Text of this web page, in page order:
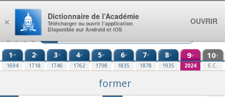
Aller au contenu
1re
1694
2e
1718
3e
1740
4e
1762
5e
1798
6e
1835
7e
1878
8e
1935
9e
2024
10e
E.C.
former
×
Dictionnaire de l’Académie
Télécharger ou ouvrir l’application
Disponible sur Android et iOS
OUVRIR